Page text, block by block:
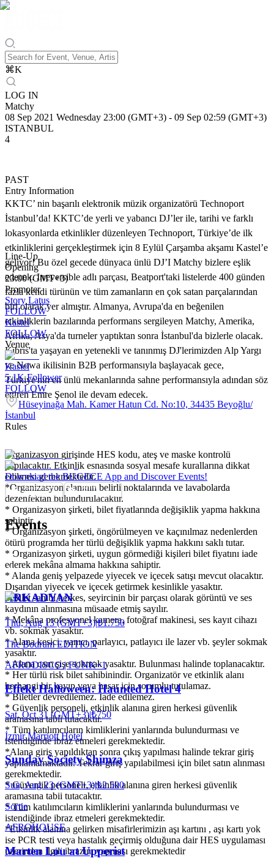
⌘K
LOG IN
Matchy
08 Sep 2021 Wednesday 23:00 (GMT+3) - 09 Sep 02:59 (GMT+3)
ISTANBUL
4
PAST
Entry Information
KKTC’ nin başarılı elektronik müzik organizatörü Technoport
İstanbul’da! KKTC’de yerli ve yabancı DJ’ler ile, tarihi ve farklı
lokasyonlarda etkinlikler düzenleyen Technoport, Türkiye’de ilk
etkinliklerini gerçekleştirmek için 8 Eylül Çarşamba akşamı Kastel’e
geliyor! Bu özel gecede dünyaca ünlü DJ’I Matchy bizlere eşlik
edecek. Irreversible adlı parçası, Beatport'taki listelerde 400 günden
fazla kendi türünün ve tüm zamanların en çok satan parçalarından
biri olarak yer almıştır. Almanya, Avrupa'da en beğenilen
etkinliklerin bazılarında performans sergileyen Matchy, Amerika,
Afrika, Asya'da turneler yaptıktan sonra İstanbul'da bizlerle olacak.
Kıbrıs'ta yaşayan en yetenekli ve tanınmış DJ'lerimizden Alp Yargı
ve Nowa ikilisinin B2B performansıyla başlayacak gece,
Türkiye'nin en ünlü mekanlarında sahne performansıyla adından söz
ettiren Emre Şenol ile devam edecek.
Line-Up
Opening
23:00 (GMT+3)
Promoter
Story Latus
FOLLOW
Kastel
FOLLOW
Venue
Kastel
5.1K Follower
FOLLOW
Hüseyinağa Mah. Kamer Hatun Cd. No:10, 34435 Beyoğlu/
İstanbul
Rules
Organizasyon girişinde HES kodu, ateş ve maske kontrolü
yapılacaktır. Etkinlik esnasında sosyal mesafe kurallarına dikkat
edilmesi gerekmektedir.
*Organizasyon alanının belirli noktalarında ve lavabolarda
dezenfektan bulundurulacaktır.
* Organizasyon şirketi, bilet fiyatlarında değişiklik yapma hakkına
sahiptir.
* Organizasyon şirketi, öngörülmeyen ve kaçınılmaz nedenlerden
ötürü programda her türlü değişiklik yapma hakkını saklı tutar.
* Organizasyon şirketi, uygun görmediği kişileri bilet fiyatını iade
ederek mekâna almama hakkına sahiptir.
* Alanda geniş yelpazede yiyecek ve içecek satışı mevcut olacaktır.
Dışarıdan yiyecek ve içecek getirmek kesinlikle yasaktır.
* Bilet sahibi herkes, seyircinin bir parçası olarak görüntü ve ses
kaydının alınmasına müsaade etmiş sayılır.
* Mekâna profesyonel kamera, fotoğraf makinesi, ses kayıt cihazı
vb. sokmak yasaktır.
* Alana kesici, yanıcı, parlayıcı, patlayıcı ile lazer vb. şeyler sokmak
yasaktır.
* Alana cam şişe sokmak yasaktır. Bulunması halinde toplanacaktır.
* Her türlü risk bilet sahibinindir. Organizatör ve etkinlik alanı
herhangi bir kayıp veya hasar için sorumlu tutulamaz.
* Biletler devredilemez. İade edilemez.
* Güvenlik personeli, etkinlik alanına giren herkesi güvenlik
aramasına tabii tutacaktır.
* Tüm katılımcıların kimliklerini yanlarında bulundurması ve
istendiğinde ibraz etmeleri gerekmektedir.
*Alana giriş yapıldıktan sonra çıkış yapılması halinde tekrar giriş
yapılamamaktadır. Tekrar giriş yapılabilmesi için bilet satın alınması
gerekmektedir.
* Güvenlik personeli, etkinlik alanına giren herkesi güvenlik
aramasına tabii tutacaktır.
* Tüm katılımcıların kimliklerini yanlarında bulundurması ve
istendiğinde ibraz etmeleri gerekmektedir.
*Etkinlik alanına gelirken misafirlerimizin aşı kartını , aşı kartı yok
ise PCR testi veya hastalık geçirmiş olduğuna dair HES uygulaması
üzerinden ilgili ibrazını yapması gerekmektedir
Download the BUGECE App and Discover Events!
Events
ARKADYAN
Thu, Aug 13 (GMT+3)|₺1.750
The Bodrum EDITION
AFRODISCO | FUNK+1
Effekt Halloween: Haunted Hotel 4
Sat, Oct 31 (GMT+3)|₺750
İzmir Marriott Hotel
Sunday Society Shimza
Sun, Aug 23 (GMT+3)|₺2.500
Sortie
AFROHOUSE
Marten Lou at Upperist